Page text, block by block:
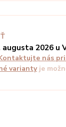
augusta 2026 u
nás
varianty je